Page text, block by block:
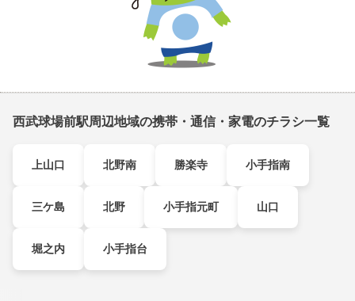
西武球場前駅周辺地域の携帯・通信・家電のチラシ一覧
上山口 北野南 勝楽寺 小手指南
三ケ島 北野 小手指元町 山口
堀之内 小手指台